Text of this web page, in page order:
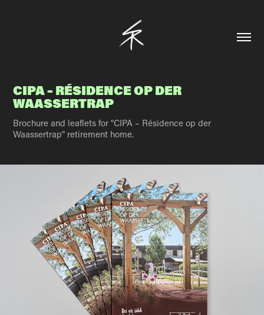
CIPA – RÉSIDENCE OP DER
WAASSERTRAP
Brochure and leaflets for "CIPA – Résidence op der
Waassertrap" retirement home.